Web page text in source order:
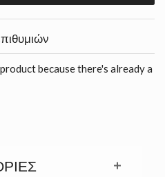
because there's already a